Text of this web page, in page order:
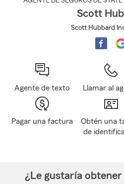
Scott
Scott Hubbard
Agente de texto Llamar al
Pagar una factura
Obtén una
de
¿Le gustaría